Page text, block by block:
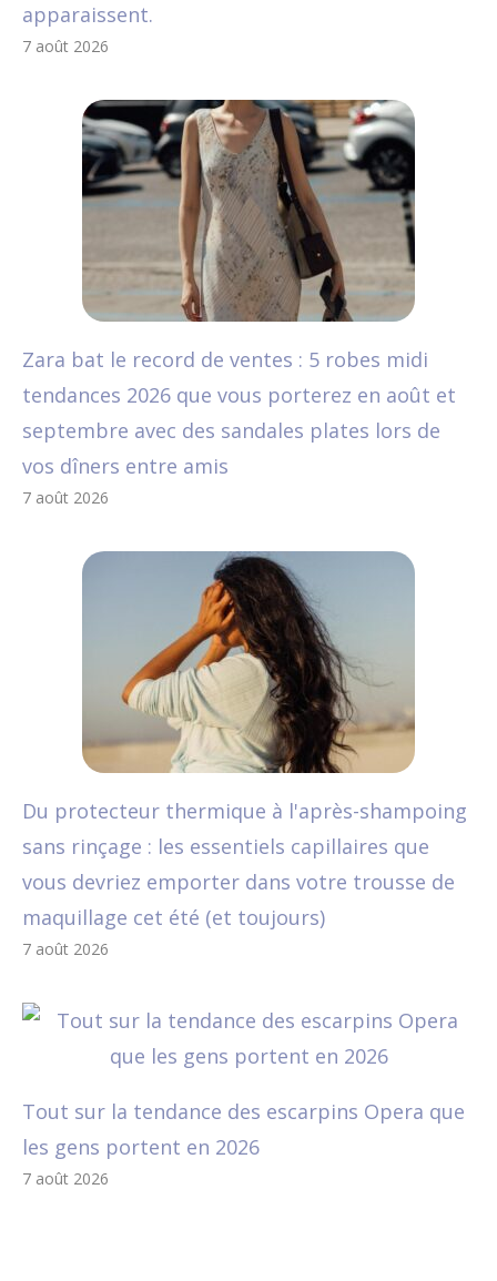
apparaissent.
7 août 2026
Zara bat le record de ventes : 5 robes midi
tendances 2026 que vous porterez en août et
septembre avec des sandales plates lors de
vos dîners entre amis
7 août 2026
Du protecteur thermique à l'après-shampoing
sans rinçage : les essentiels capillaires que
vous devriez emporter dans votre trousse de
maquillage cet été (et toujours)
7 août 2026
Tout sur la tendance des escarpins Opera que
les gens portent en 2026
7 août 2026